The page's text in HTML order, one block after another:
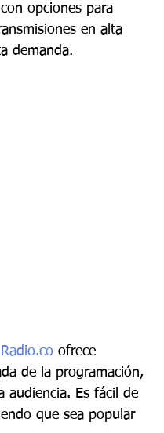
opciones para
en alta
demanda.
Radio.co ofrece
de la programación,
audiencia. Es fácil de
que sea popular